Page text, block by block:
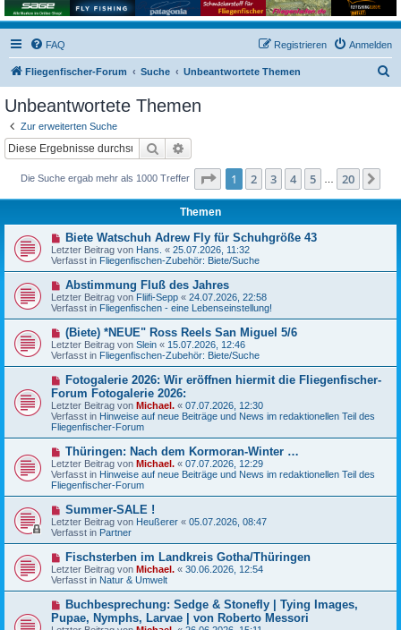
FAQ Anmelden
Registrieren
Fliegenfischer-Forum Suche Unbeantwortete Themen
Unbeantwortete Themen
Zur erweiterten Suche
Suche
Die Suche ergab mehr als 1000 Treffer Seite 1von 20
1 2 3 4 5 20
Themen
N
e
u
e
B
e
i
t
a
g
Biete Watschuh Adrew Fly für Schuhgröße 43
Letzter Beitrag von Hans. « 25.07.2026, 11:32
Verfasst in Fliegenfischen-Zubehör: Biete/Suche
N
e
u
e
B
e
i
t
a
g
Abstimmung Fluß des Jahres
Letzter Beitrag von Fliifi-Sepp « 24.07.2026, 22:58
Verfasst in Fliegenfischen - eine Lebenseinstellung!
N
e
u
e
B
e
i
t
r
a
g
(Biete) *NEUE" Ross Reels San Miguel 5/6
Letzter Beitrag von Slein « 15.07.2026, 12:46
Verfasst in Fliegenfischen-Zubehör: Biete/Suche
N
u
e
r
B
e
t
r
a
g
Fotogalerie 2026: Wir eröffnen hiermit die Fliegenfischer-
Forum Fotogalerie 2026:
Letzter Beitrag von Michael. « 07.07.2026, 12:30
Verfasst in Hinweise auf neue Beiträge und News im redaktionellen Teil des
Fliegenfischer-Forum
N
e
u
e
r
B
e
i
t
r
g
Thüringen: Nach dem Kormoran-Winter …
Letzter Beitrag von Michael. « 07.07.2026, 12:29
Verfasst in Hinweise auf neue Beiträge und News im redaktionellen Teil des
Fliegenfischer-Forum
N
e
u
e
B
e
i
t
a
g
Summer-SALE !
Letzter Beitrag von Heußerer « 05.07.2026, 08:47
Verfasst in Partner
N
e
u
e
B
e
Fischsterben im Landkreis Gotha/Thüringen
Letzter Beitrag von Michael. « 30.06.2026, 12:54
Verfasst in Natur & Umwelt
N
u
Buchbesprechung: Sedge & Stonefly | Tying Images,
Pupae, Nymphs, Larvae | von Roberto Messori